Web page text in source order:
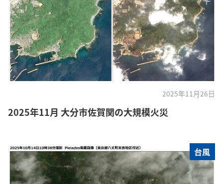
2025年11月26日
2025年11月 大分市佐賀関の大規模火災
台風